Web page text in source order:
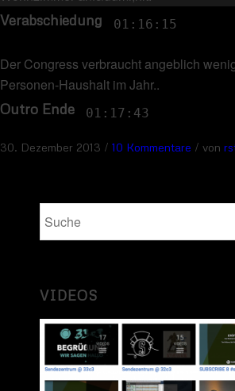
Verabschiedung 01:16:15
Der Congress verbraucht angeblich
Personen-Haushalt im Jahr..
Outro Ende 01:17:43
30. Dezember 2013 / 10 Kommentare / von
VIDEOS